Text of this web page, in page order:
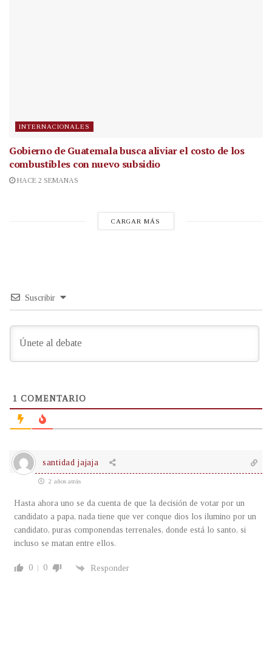
INTERNACIONALES
Gobierno de Guatemala busca aliviar el costo de los
combustibles con nuevo subsidio
HACE 2 SEMANAS
CARGAR MÁS
Suscribir
1 COMENTARIO
santidad jajaja
2 años atrás
Hasta ahora uno se da cuenta de que la decisión de votar por un
candidato a papa, nada tiene que ver conque dios los ilumino por un
candidato, puras componendas terrenales, donde está lo santo, si
incluso se matan entre ellos.
0 0 Responder